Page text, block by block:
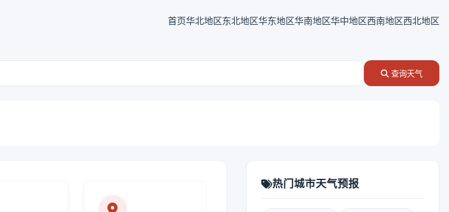
首页华北地区东北地区华东地区华南地区华中地区西南地区西北地区
查询天气
热门城市天气预报